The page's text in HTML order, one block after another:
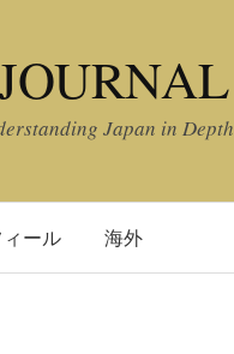
Japan in Depth
ール 海外